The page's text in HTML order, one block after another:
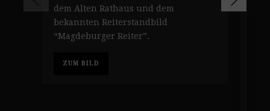
dem Alten Rathaus und dem
bekannten Reiterstandbild
“Magdeburger Reiter”.
ZUM BILD